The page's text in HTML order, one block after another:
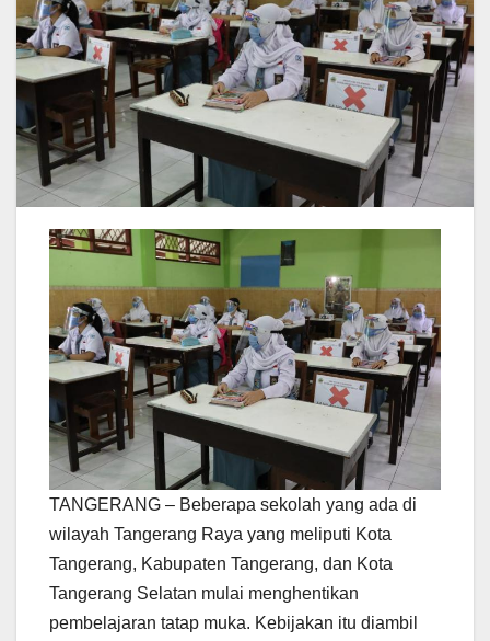
TANGERANG – Beberapa sekolah yang ada di
wilayah Tangerang Raya yang meliputi Kota
Tangerang, Kabupaten Tangerang, dan Kota
Tangerang Selatan mulai menghentikan
pembelajaran tatap muka. Kebijakan itu diambil